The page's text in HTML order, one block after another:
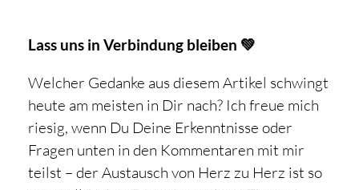
Lass uns in Verbindung bleiben 💚
Welcher Gedanke aus diesem Artikel schwingt
heute am meisten in Dir nach? Ich freue mich
riesig, wenn Du Deine Erkenntnisse oder
Fragen unten in den Kommentaren mit mir
teilst – der Austausch von Herz zu Herz ist so